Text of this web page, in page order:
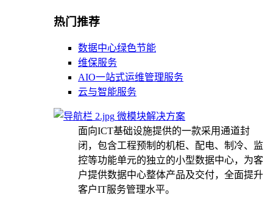
热门推荐
数据中心绿色节能
维保服务
AIO一站式运维管理服务
云与智能服务
微模块解决方案
面向ICT基础设施提供的一款采用通道封
闭，包含工程预制的机柜、配电、制冷、监
控等功能单元的独立的小型数据中心，为客
户提供数据中心整体产品及交付，全面提升
客户IT服务管理水平。